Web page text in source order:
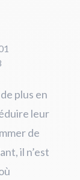
plus en
leur
de
il n’est